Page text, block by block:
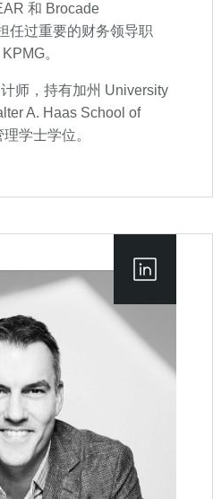
和 Brocade
任过重要的财务领导职
。
师，持有加州 University
A. Haas School of
学士学位。